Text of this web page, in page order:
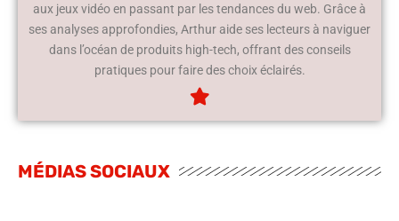
aux jeux vidéo en passant par les tendances du web. Grâce à
ses analyses approfondies, Arthur aide ses lecteurs à naviguer
dans l’océan de produits high-tech, offrant des conseils
pratiques pour faire des choix éclairés.
MÉDIAS SOCIAUX